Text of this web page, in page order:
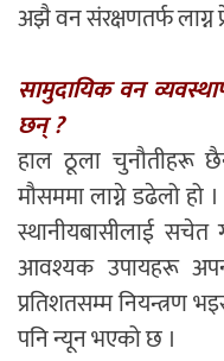
अझै वन संरक्षणतर्फ लाग्न
सामुदायिक वन
छन् ?
हाल ठूला चुनौतीहरू
मौसममा लाग्ने डढेलो हो
स्थानीयबासीलाई सचेत
आवश्यक उपायहरू
प्रतिशतसम्म नियन्त्रण
पनि न्यून भएको छ ।